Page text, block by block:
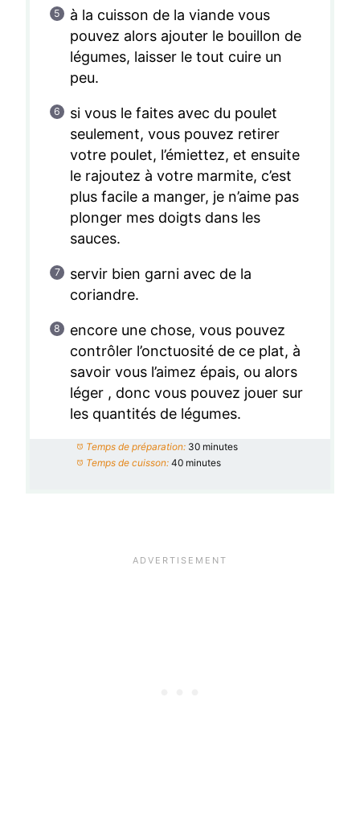
à la cuisson de la viande vous
pouvez alors ajouter le bouillon de
légumes, laisser le tout cuire un
peu.
si vous le faites avec du poulet
seulement, vous pouvez retirer
votre poulet, l’émiettez, et ensuite
le rajoutez à votre marmite, c’est
plus facile a manger, je n’aime pas
plonger mes doigts dans les
sauces.
servir bien garni avec de la
coriandre.
encore une chose, vous pouvez
contrôler l’onctuosité de ce plat, à
savoir vous l’aimez épais, ou alors
léger , donc vous pouvez jouer sur
les quantités de légumes.
Temps de préparation: 30 minutes
Temps de cuisson: 40 minutes